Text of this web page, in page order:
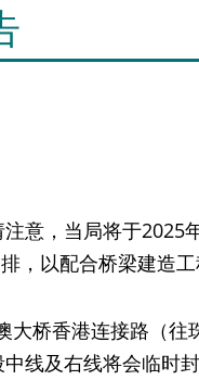
，当局将于2025年
，以配合桥梁建造工
大桥香港连接路（
线及右线将会临时